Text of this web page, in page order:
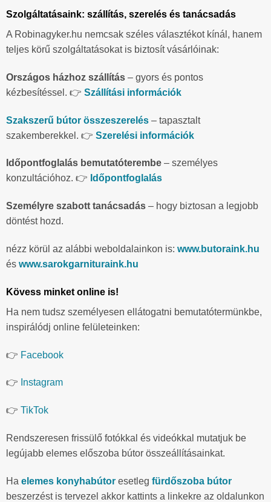
Szolgáltatásaink: szállítás, szerelés és tanácsadás
A Robinagyker.hu nemcsak széles választékot kínál, hanem
teljes körű szolgáltatásokat is biztosít vásárlóinak:
Országos házhoz szállítás – gyors és pontos
kézbesítéssel. 👉 Szállítási információk
Szakszerű bútor összeszerelés – tapasztalt
szakemberekkel. 👉 Szerelési információk
Időpontfoglalás bemutatóterembe – személyes
konzultációhoz. 👉 Időpontfoglalás
Személyre szabott tanácsadás – hogy biztosan a legjobb
döntést hozd.
nézz körül az alábbi weboldalainkon is: www.butoraink.hu
és www.sarokgarnituraink.hu
Kövess minket online is!
Ha nem tudsz személyesen ellátogatni bemutatótermünkbe,
inspirálódj online felületeinken:
👉 Facebook
👉 Instagram
👉 TikTok
Rendszeresen frissülő fotókkal és videókkal mutatjuk be
legújabb elemes előszoba bútor összeállításainkat.
Ha elemes konyhabútor esetleg fürdőszoba bútor
beszerzést is tervezel akkor kattints a linkekre az oldalunkon